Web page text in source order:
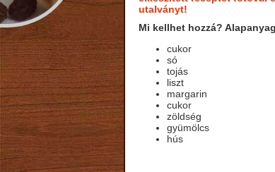
utalványt!
Mi kellhet hozzá?
cukor
só
tojás
liszt
margarin
cukor
zöldség
gyümölcs
hús